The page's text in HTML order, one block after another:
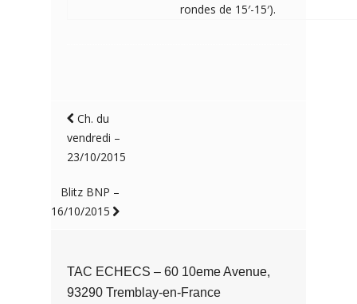
rondes de 15′-15′).
Ch. du
vendredi –
23/10/2015
Blitz BNP –
16/10/2015
TAC ECHECS – 60 10eme Avenue,
93290 Tremblay-en-France